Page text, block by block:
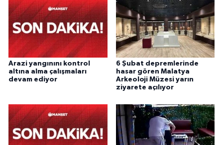
Arazi yangınını kontrol
altına alma çalışmaları
devam ediyor
6 Şubat depremlerinde
hasar gören Malatya
Arkeoloji Müzesi yarın
ziyarete açılıyor